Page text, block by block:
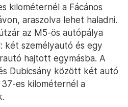
kilométernél a Fácános
araszolva lehet haladni.
az M5-ös autópálya
két személyautó és egy
hajtott egymásba. A
Dubicsány között két autó
es kilométernél a